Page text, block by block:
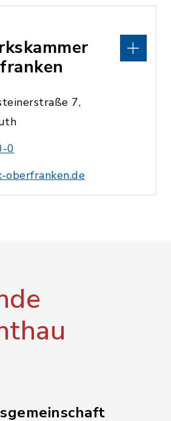
7,
0
oberfranken.de